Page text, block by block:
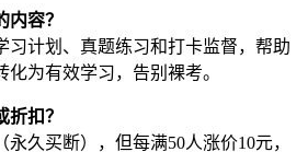
容？
习计划、真题练习和打卡监督，帮助
化为有效学习，告别裸考。
折扣？
永久买断），但每满50人涨价10元，